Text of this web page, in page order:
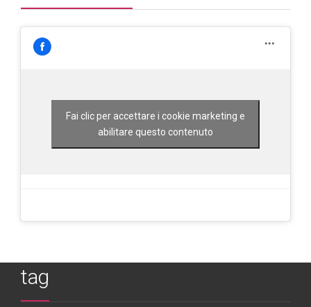
Fai clic per accettare i cookie marketing e
abilitare questo contenuto
tag